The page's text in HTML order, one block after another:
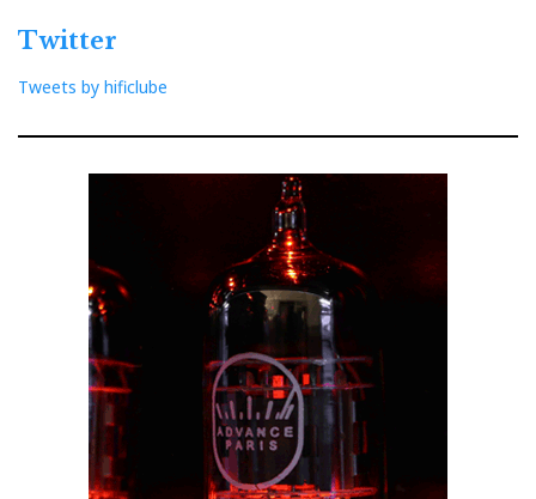
Twitter
Tweets by hificlube